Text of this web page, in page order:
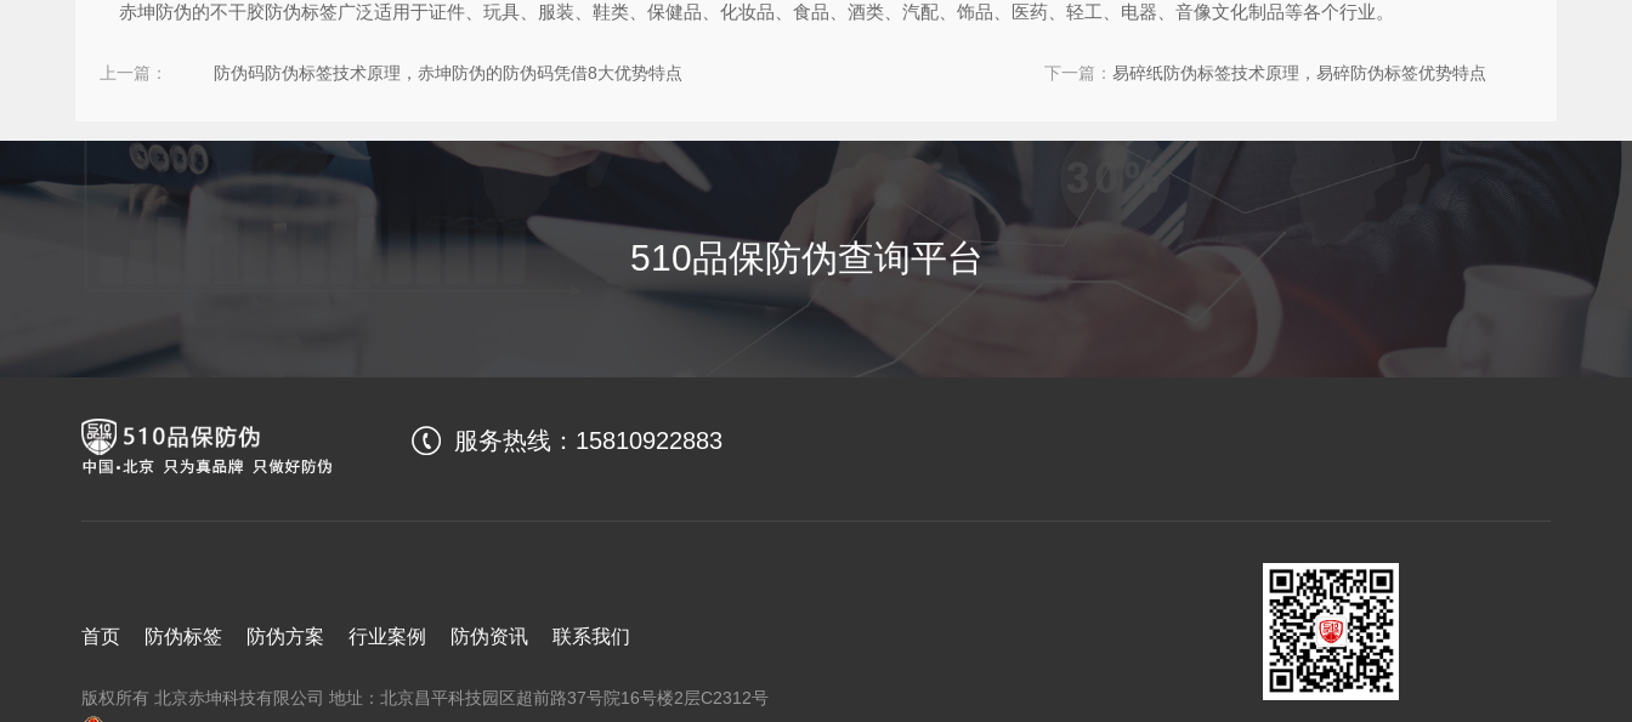
赤坤防伪的不干胶防伪标签广泛适用于证件、玩具、服装、鞋类、保健品、化妆品、食品、酒类、汽配、饰品、医药、轻工、电器、音像文化制品等各个行业。
上一篇： 防伪码防伪标签技术原理，赤坤防伪的防伪码凭借8大优势特点 下一篇： 易碎纸防伪标签技术原理，易碎防伪标签优势特点
510品保防伪查询平台
服务热线： 15810922883
首页 防伪标签 防伪方案 行业案例 防伪资讯 联系我们
版权所有 北京赤坤科技有限公司 地址：北京昌平科技园区超前路37号院16号楼2层C2312号